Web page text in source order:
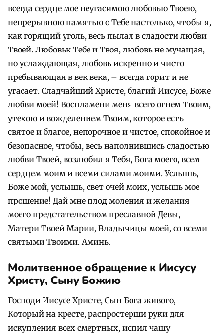
всегда сердце мое неугасимою любовью Твоею,
непрерывною памятью о Тебе настолько, чтобы я,
как горящий уголь, весь пылал в сладости любви
Твоей. Любовьк Тебе и Твоя, любовь не мучащая,
но услаждающая, любовь искренно и чисто
пребывающая в век века, – всегда горит и не
угасает. Сладчайший Христе, благий Иисусе, Боже
любви моей! Воспламени меня всего огнем Твоим,
утехою и вожделением Твоим, которое есть
святое и благое, непорочное и чистое, спокойное и
безопасное, чтобы, весь наполнившись сладостью
любви Твоей, возлюбил я Тебя, Бога моего, всем
сердцем моим и всеми силами моими. Услышь,
Боже мой, услышь, свет очей моих, услышь мое
прошение! Дай мне плод моления и желания
моего предстательством преславной Девы,
Матери Твоей Марии, Владычицы моей, со всеми
святыми Твоими. Аминь.
Молитвенное обращение к Иисусу
Христу, Сыну Божию
Господи Иисусе Христе, Сын Бога живого,
Который на кресте, распростерши руки для
искупления всех смертных, испил чашу